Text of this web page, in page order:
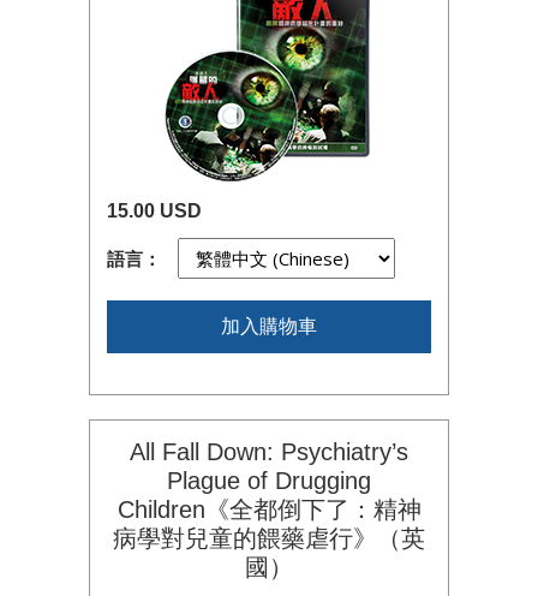
15.00 USD
語言：
加入購物車
All Fall Down: Psychiatry’s
Plague of Drugging
Children《全都倒下了：精神
病學對兒童的餵藥虐行》（英
國）